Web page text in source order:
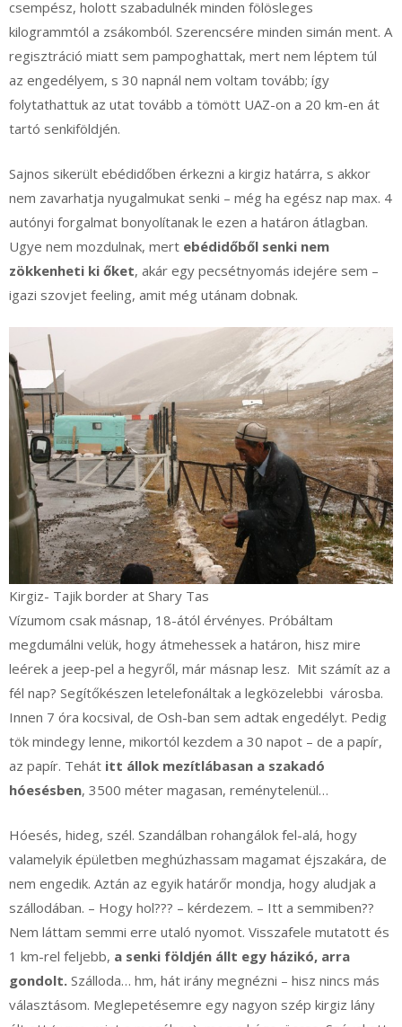
csempész, holott szabadulnék minden fölösleges
kilogrammtól a zsákomból. Szerencsére minden simán ment. A
regisztráció miatt sem pampoghattak, mert nem léptem túl
az engedélyem, s 30 napnál nem voltam tovább; így
folytathattuk az utat tovább a tömött UAZ-on a 20 km-en át
tartó senkiföldjén.
Sajnos sikerült ebédidőben érkezni a kirgiz határra, s akkor
nem zavarhatja nyugalmukat senki – még ha egész nap max. 4
autónyi forgalmat bonyolítanak le ezen a határon átlagban.
Ugye nem mozdulnak, mert ebédidőből senki nem
zökkenheti ki őket, akár egy pecsétnyomás idejére sem –
igazi szovjet feeling, amit még utánam dobnak.
Kirgiz- Tajik border at Shary Tas
Vízumom csak másnap, 18-ától érvényes. Próbáltam
megdumálni velük, hogy átmehessek a határon, hisz mire
leérek a jeep-pel a hegyről, már másnap lesz. Mit számít az a
fél nap? Segítőkészen letelefonáltak a legközelebbi városba.
Innen 7 óra kocsival, de Osh-ban sem adtak engedélyt. Pedig
tök mindegy lenne, mikortól kezdem a 30 napot – de a papír,
az papír. Tehát itt állok mezítlábasan a szakadó
hóesésben, 3500 méter magasan, reménytelenül…
Hóesés, hideg, szél. Szandálban rohangálok fel-alá, hogy
valamelyik épületben meghúzhassam magamat éjszakára, de
nem engedik. Aztán az egyik határőr mondja, hogy aludjak a
szállodában. – Hogy hol??? – kérdezem. – Itt a semmiben??
Nem láttam semmi erre utaló nyomot. Visszafele mutatott és
1 km-rel feljebb, a senki földjén állt egy házikó, arra
gondolt. Szálloda… hm, hát irány megnézni – hisz nincs más
választásom. Meglepetésemre egy nagyon szép kirgiz lány